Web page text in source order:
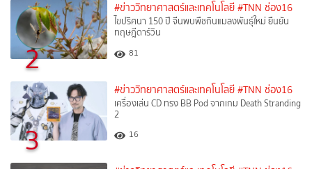
2
#ข่าววิทยาศาสตร์และเทคโนโลยี #TNN ช่อง16
ไขปริศนา 150 ปี จีนพบพืชกินแมลงพันธุ์ใหม่ ยืนยัน
ทฤษฎีดาร์วิน
81
3
#ข่าววิทยาศาสตร์และเทคโนโลยี #TNN ช่อง16
เครื่องเล่น CD ทรง BB Pod จากเกม Death Stranding
2
16